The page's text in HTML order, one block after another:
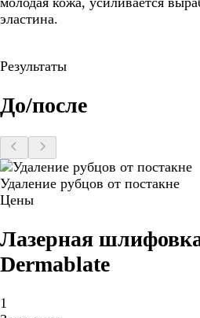
эластина.
Результаты
До/после
Удаление рубцов от постакне
Цены
Лазерная
Dermablate
1